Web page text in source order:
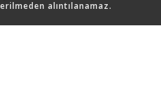
alıntılanamaz.